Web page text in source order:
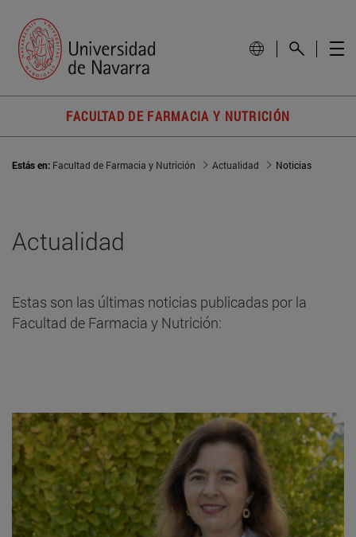
FACULTAD DE FARMACIA Y NUTRICIÓN
Estás en: Facultad de Farmacia y Nutrición Actualidad Noticias
Actualidad
Estas son las últimas noticias publicadas por la
Facultad de Farmacia y Nutrición: